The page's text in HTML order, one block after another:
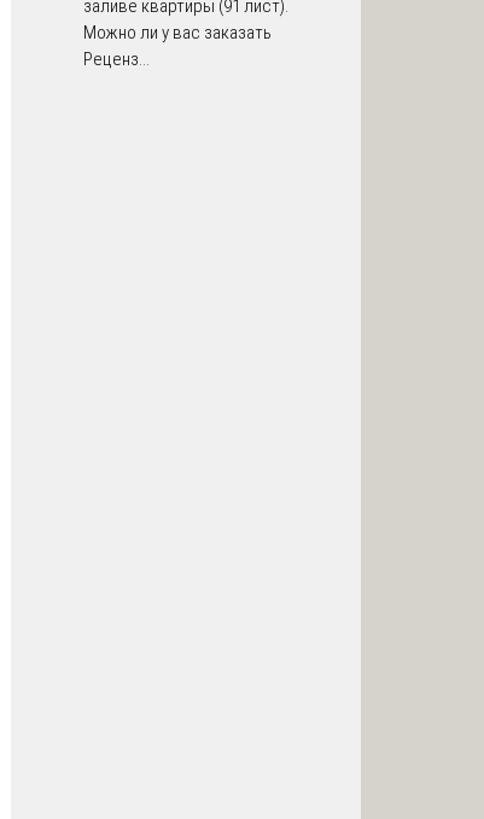
заливе квартиры (91 лист).
Можно ли у вас заказать
Реценз...